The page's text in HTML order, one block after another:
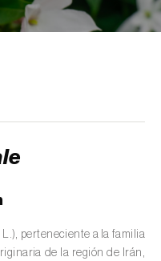
L.), perteneciente a la familia
de la región de Irán,